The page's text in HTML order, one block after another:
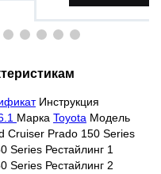
Инструкция
Марка Toyota Модель
Cruiser Prado 150 Series
Series Рестайлинг 1
Series Рестайлинг 2